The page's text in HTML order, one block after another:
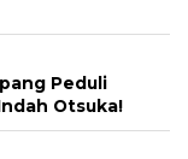
Peduli
Otsuka!